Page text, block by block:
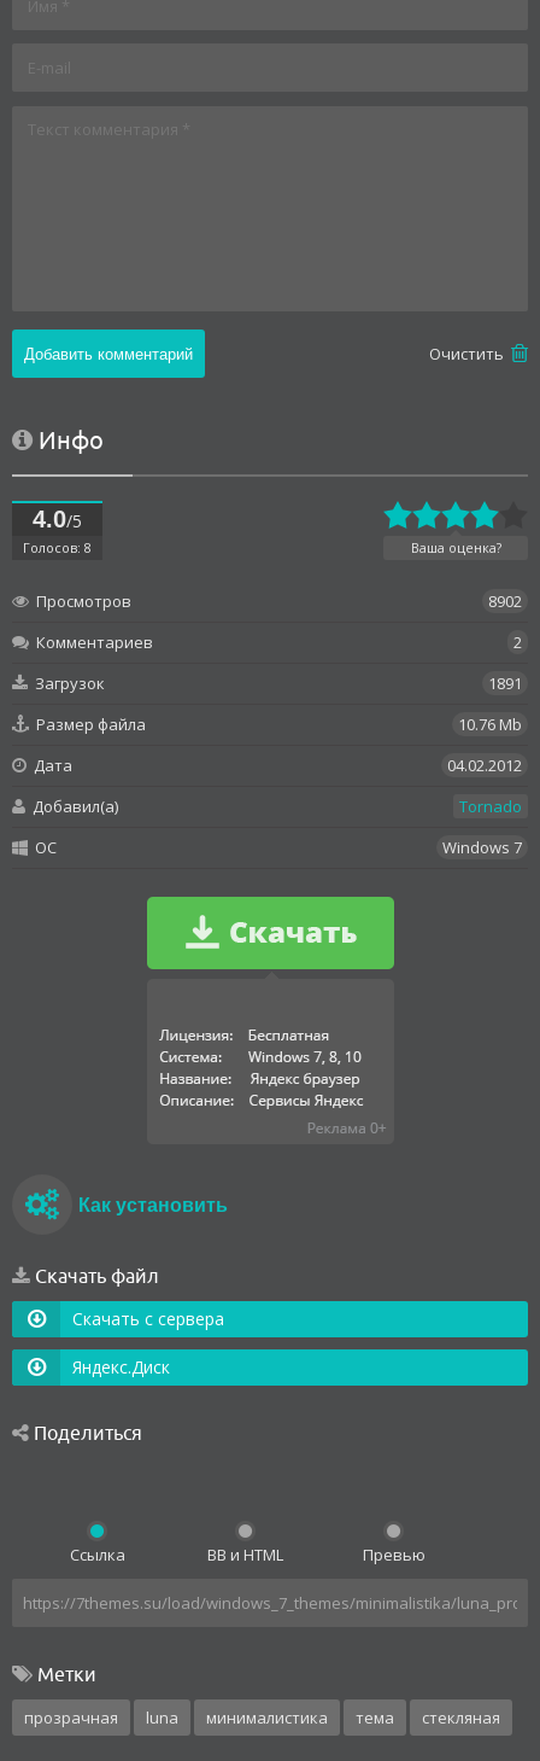
Oчистить
Инфо
4.0/5
Голосов: 8 Ваша оценка?
Просмотров
8902
Комментариев
2
Загрузок
1891
Размер файла
10.76 Mb
Дата
04.02.2012
Добавил(а)
Tornado
OC
Windows 7
Как установить
Скачать файл
Скачать с сервера
Яндекс.Диск
Поделиться
Ссылка BB и HTML Превью
Метки
прозрачная luna минималистика тема стекляная